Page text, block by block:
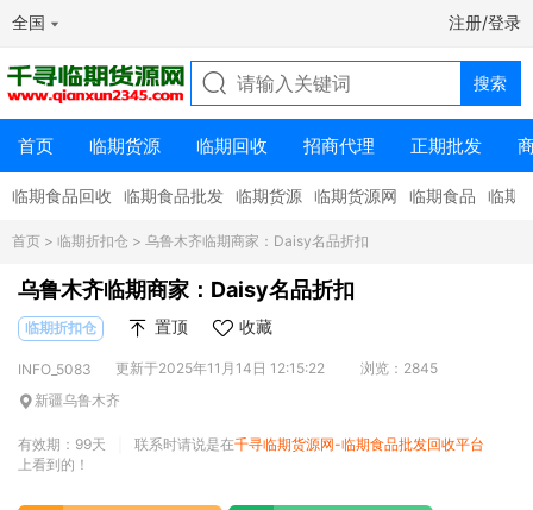
全国 注册/登录
首页 临期货源 临期回收 招商代理 正期批发
临期食品回收 临期食品批发 临期货源 临期货源网 临期食品 临期
首页 > 临期折扣仓 > 乌鲁木齐临期商家：Daisy名品折扣
乌鲁木齐临期商家：Daisy名品折扣
临期折扣仓 置顶 收藏
INFO_5083 更新于2025年11月14日 12:15:22
浏览：2845
新疆乌鲁木齐
有效期：99天 联系时请说是在千寻临期货源网-临期食品批发回收平台
上看到的！